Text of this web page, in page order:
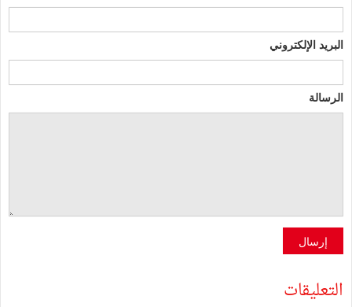
البريد الإلكتروني
الرسالة
إرسال
التعليقات